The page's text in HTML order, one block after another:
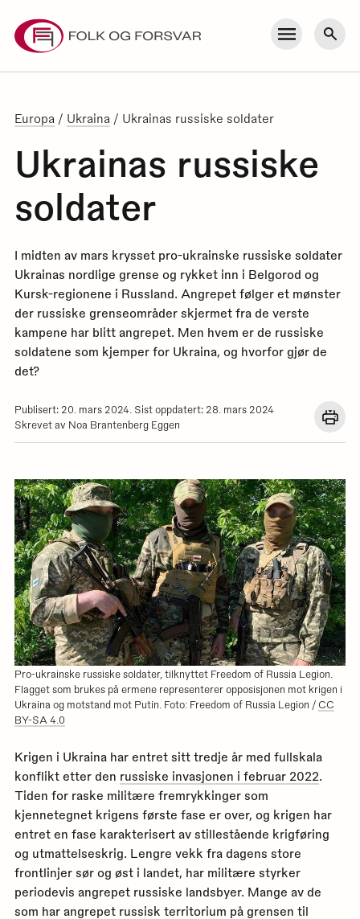
content
Meny Søk
Europa / Ukraina / Ukrainas russiske soldater
Ukrainas russiske
soldater
I midten av mars krysset pro-ukrainske russiske soldater
Ukrainas nordlige grense og rykket inn i Belgorod og
Kursk-regionene i Russland. Angrepet følger et mønster
der russiske grenseområder skjermet fra de verste
kampene har blitt angrepet. Men hvem er de russiske
soldatene som kjemper for Ukraina, og hvorfor gjør de
det?
Publisert: 20. mars 2024. Sist oppdatert: 28. mars 2024
Skrevet av Noa Brantenberg Eggen
Åpne
en
for
Pro-ukrainske russiske soldater, tilknyttet Freedom of Russia Legion.
Flagget som brukes på ermene representerer opposisjonen mot krigen i
Ukraina og motstand mot Putin. Foto: Freedom of Russia Legion / CC
BY-SA 4.0
Krigen i Ukraina har entret sitt tredje år med fullskala
konflikt etter den russiske invasjonen i februar 2022.
Tiden for raske militære fremrykkinger som
kjennetegnet krigens første fase er over, og krigen har
entret en fase karakterisert av stillestående krigføring
og utmattelseskrig. Lengre vekk fra dagens store
frontlinjer sør og øst i landet, har militære styrker
periodevis angrepet russiske landsbyer. Mange av de
som har angrepet russisk territorium på grensen til